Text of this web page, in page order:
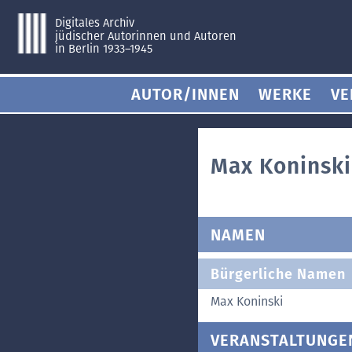
Digitales Archiv
jüdischer Autorinnen und Autoren
in Berlin 1933–1945
AUTOR/INNEN WERKE
Max Koninski
NAMEN
Bürgerliche Namen
Max Koninski